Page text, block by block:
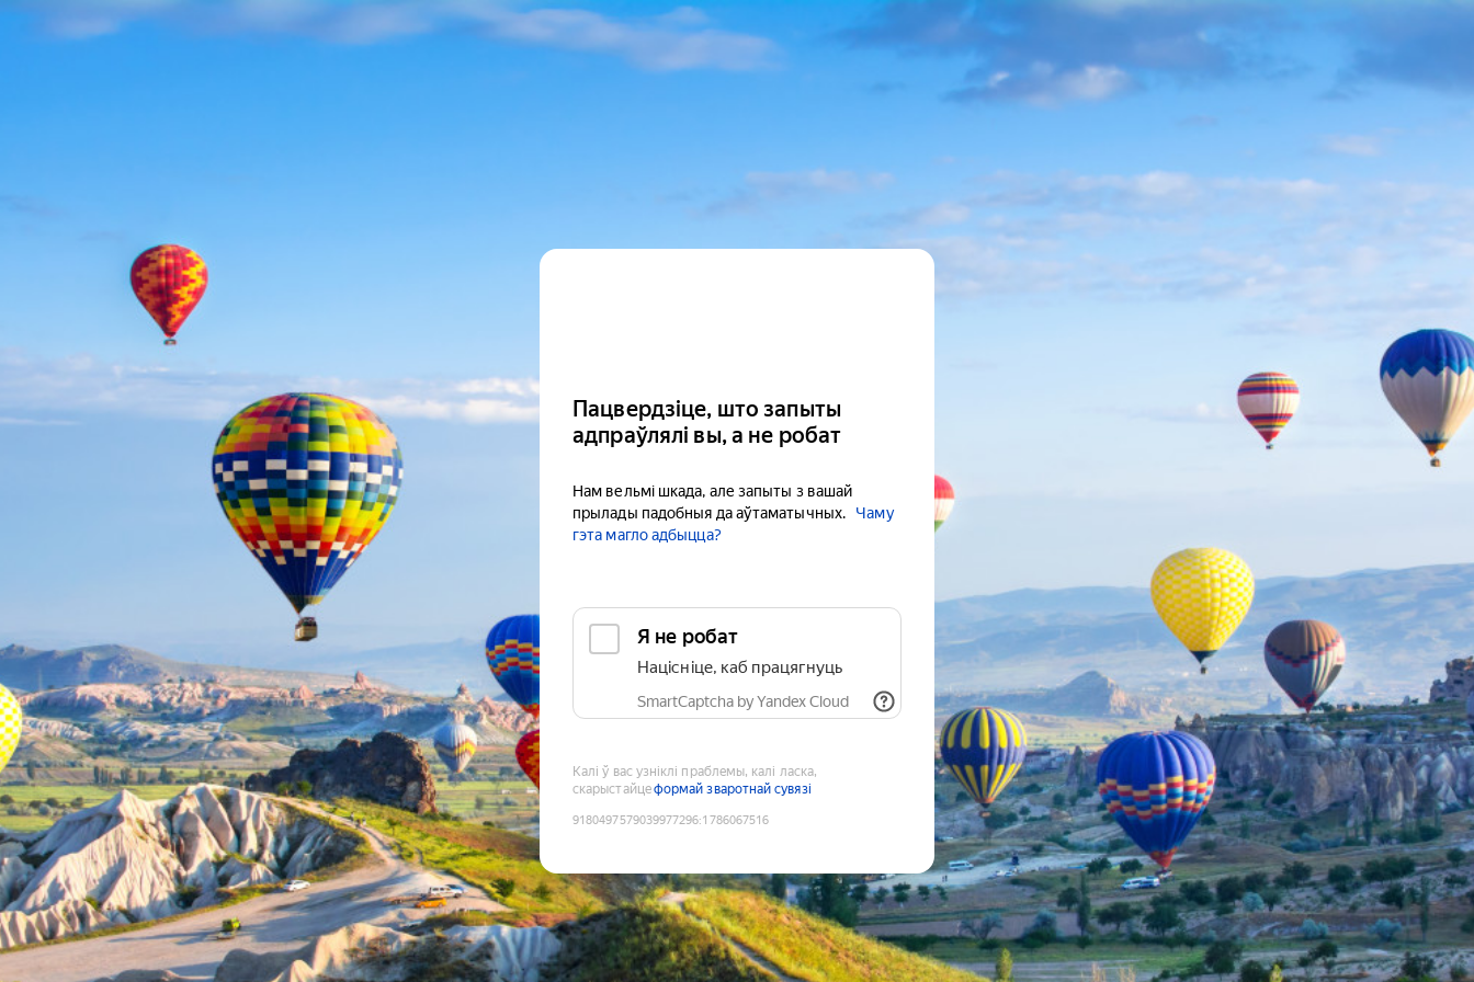
Пацвердзіце, што запыты
адпраўлялі вы, а не робат
Нам вельмі шкада, але запыты з вашай
прылады падобныя да аўтаматычных.
Чаму
гэта магло адбыцца?
Я не робат
Націсніце, каб працягнуць
SmartCaptcha by Yandex Cloud
Калі ў вас узніклі праблемы, калі ласка,
скарыстайцеформай зваротнай сувязі
9180497579039977296:1786067516